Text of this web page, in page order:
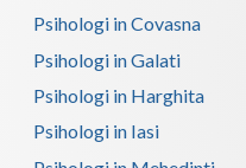
Psihologi in Covasna
Psihologi in Galati
Psihologi in Harghita
Psihologi in Iasi